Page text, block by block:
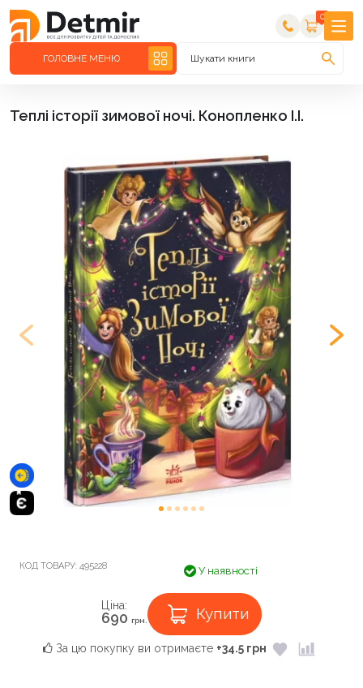
0
ГОЛОВНЕ МЕНЮ Шукати книги
Теплі історії зимової ночі. Конопленко І.І.
КОД ТОВАРУ: 495228 У наявності
Ціна:
690 грн. Купити
За цю покупку ви отримаєте +34.5 грн